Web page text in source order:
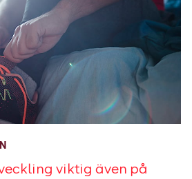
viktig även på